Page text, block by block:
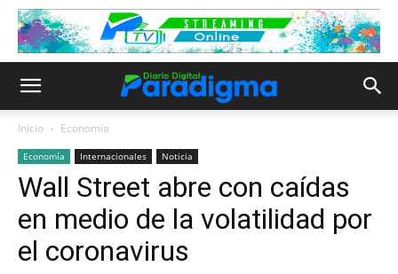
Inicio Economía
Economía Internacionales Noticia
Wall Street abre con caídas
en medio de la volatilidad por
el coronavirus